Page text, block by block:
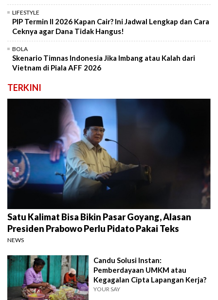
LIFESTYLE
PIP Termin II 2026 Kapan Cair? Ini Jadwal Lengkap dan Cara
Ceknya agar Dana Tidak Hangus!
BOLA
Skenario Timnas Indonesia Jika Imbang atau Kalah dari
Vietnam di Piala AFF 2026
TERKINI
Satu Kalimat Bisa Bikin Pasar Goyang, Alasan
Presiden Prabowo Perlu Pidato Pakai Teks
NEWS
Candu Solusi Instan:
Pemberdayaan UMKM atau
Kegagalan Cipta Lapangan Kerja?
YOUR SAY